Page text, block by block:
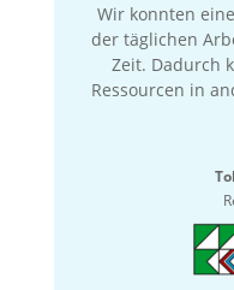
Wir konnten
der täglichen
Zeit. Dadurch
Ressourcen in